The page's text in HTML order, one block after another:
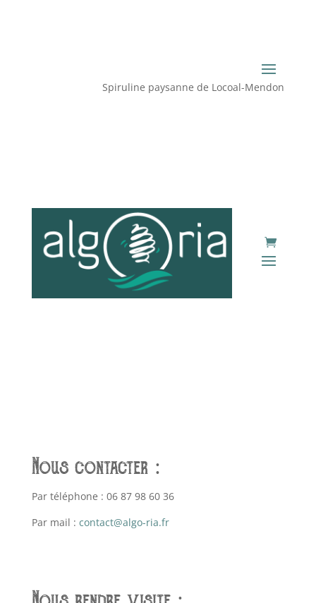
Spiruline paysanne de Locoal-Mendon
Nous contacter :
Par téléphone : 06 87 98 60 36
Par mail : contact@algo-ria.fr